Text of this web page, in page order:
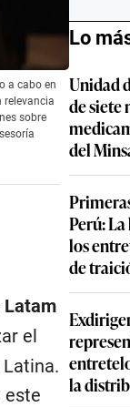
a cabo en
relevancia
sobre
Latam
el
este
Lo
Unidad
de siete
del
Perú:
los
de
la